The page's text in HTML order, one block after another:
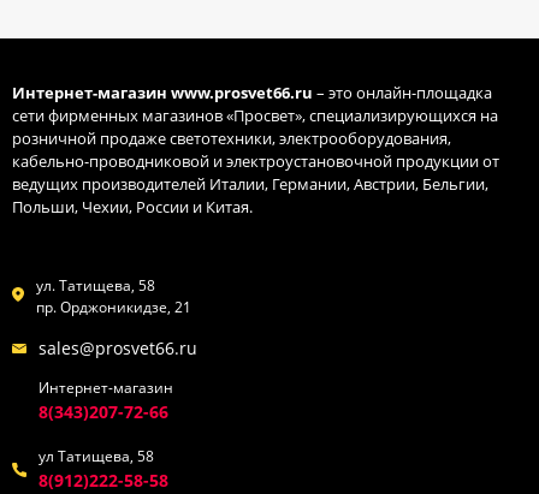
230*25 Белый 3
230*25 Чёрный 3
Интернет-магазин www.prosvet66.ru – это онлайн-площадка
сети фирменных магазинов «Просвет», специализирующихся на
розничной продаже светотехники, электрооборудования,
кабельно-проводниковой и электроустановочной продукции от
ведущих производителей Италии, Германии, Австрии, Бельгии,
Польши, Чехии, России и Китая.
ул. Татищева, 58
пр. Орджоникидзе, 21
sales@prosvet66.ru
Интернет-магазин
8(343)207-72-66
ул Татищева, 58
8(912)222-58-58